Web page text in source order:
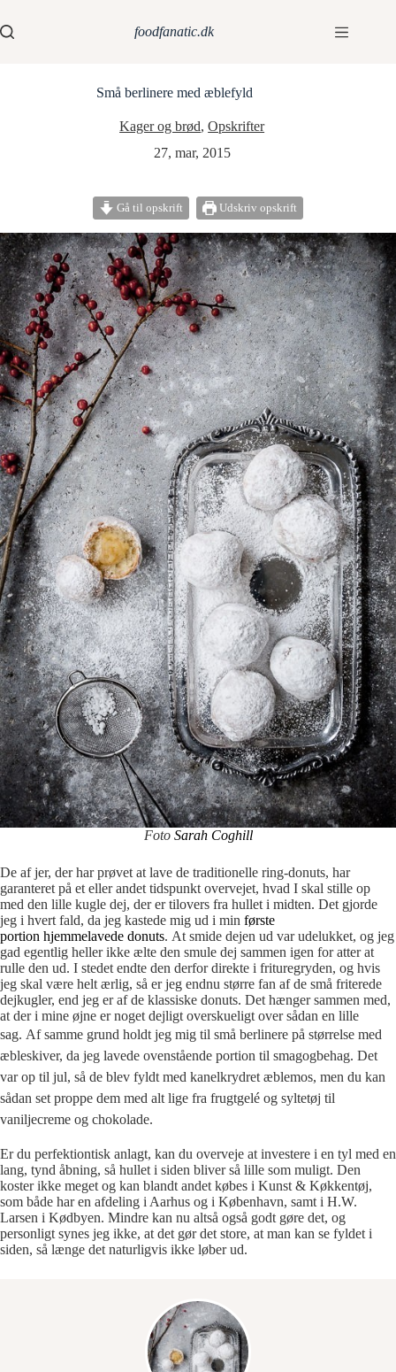
foodfanatic.dk
Små berlinere med æblefyld
Kager og brød,Opskrifter
27, mar, 2015
Gå til opskrift Udskriv opskrift
Foto Sarah Coghill
De af jer, der har prøvet at lave de traditionelle ring-donuts, har
garanteret på et eller andet tidspunkt overvejet, hvad I skal stille op
med den lille kugle dej, der er tilovers fra hullet i midten. Det gjorde
jeg i hvert fald, da jeg kastede mig ud i min første
portion hjemmelavede donuts. At smide dejen ud var udelukket, og jeg
gad egentlig heller ikke ælte den smule dej sammen igen for atter at
rulle den ud. I stedet endte den derfor direkte i frituregryden, og hvis
jeg skal være helt ærlig, så er jeg endnu større fan af de små friterede
dejkugler, end jeg er af de klassiske donuts. Det hænger sammen med,
at der i mine øjne er noget dejligt overskueligt over sådan en lille
sag. Af samme grund holdt jeg mig til små berlinere på størrelse med
æbleskiver, da jeg lavede ovenstående portion til smagogbehag. Det
var op til jul, så de blev fyldt med kanelkrydret æblemos, men du kan
sådan set proppe dem med alt lige fra frugtgelé og syltetøj til
vaniljecreme og chokolade.
Er du perfektiontisk anlagt, kan du overveje at investere i en tyl med en
lang, tynd åbning, så hullet i siden bliver så lille som muligt. Den
koster ikke meget og kan blandt andet købes i Kunst & Køkkentøj,
som både har en afdeling i Aarhus og i København, samt i H.W.
Larsen i Kødbyen. Mindre kan nu altså også godt gøre det, og
personligt synes jeg ikke, at det gør det store, at man kan se fyldet i
siden, så længe det naturligvis ikke løber ud.